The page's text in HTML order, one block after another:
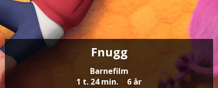
Fnugg
Barnefilm
1 t. 24 min.
6 år